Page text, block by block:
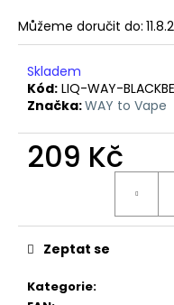
Můžeme doručit do:
Skladem
Kód: LIQ-WAY-
Značka:WAY to Vape
209 Kč
Kategorie:
Zeptat se
D
o
p
o
u
u
m
e